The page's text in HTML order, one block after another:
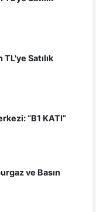
Satılık
“B1 KATI”
ve Basın